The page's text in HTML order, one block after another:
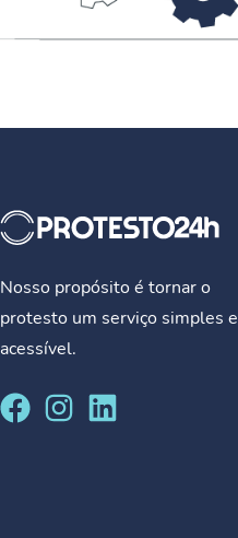
Nosso propósito é tornar o
protesto um serviço simples e
acessível.